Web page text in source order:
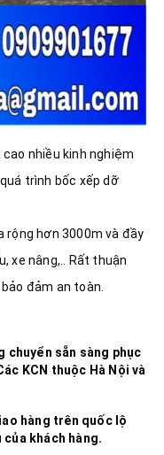
nhiều kinh nghiệm
trình bốc xếp dỡ
rộng hơn 3000m và đầy
xe nâng,.. Rất thuận
đảm an toàn.
chuyển sẵn sàng phục
KCN thuộc Hà Nội và
hàng trên quốc lộ
khách hàng.